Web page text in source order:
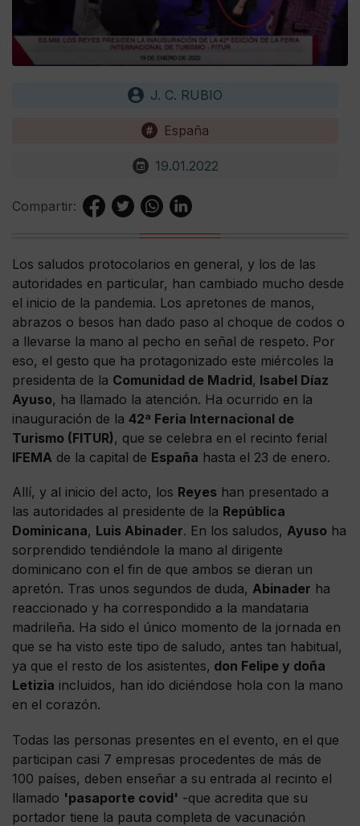
J. C. RUBIO
España
19.01.2022
Compartir:
Los saludos protocolarios en general, y los de las
autoridades en particular, han cambiado mucho desde
el inicio de la pandemia. Los apretones de manos,
abrazos o besos han dado paso al choque de codos o
a llevarse la mano al pecho en señal de respeto. Por
eso, el gesto que ha protagonizado este miércoles la
presidenta de la Comunidad de Madrid, Isabel Díaz
Ayuso, ha llamado la atención. Ha ocurrido en la
inauguración de la 42ª Feria Internacional de
Turismo (FITUR), que se celebra en el recinto ferial
IFEMA de la capital de España hasta el 23 de enero.
Allí, y al inicio del acto, los Reyes han presentado a
las autoridades al presidente de la República
Dominicana, Luis Abinader. En los saludos, Ayuso ha
sorprendido tendiéndole la mano al dirigente
dominicano con el fin de que ambos se dieran un
apretón. Tras unos segundos de duda, Abinader ha
reaccionado y ha correspondido a la mandataria
madrileña. Ha sido el único momento de la jornada en
que se ha visto este tipo de saludo, antes tan habitual,
ya que el resto de los asistentes, don Felipe y doña
Letizia incluidos, han ido diciéndose hola con la mano
en el corazón.
Todas las personas presentes en el evento, en el que
participan casi 7 empresas procedentes de más de
100 países, deben enseñar a su entrada al recinto el
llamado 'pasaporte covid' -que acredita que su
portador tiene la pauta completa de vacunación